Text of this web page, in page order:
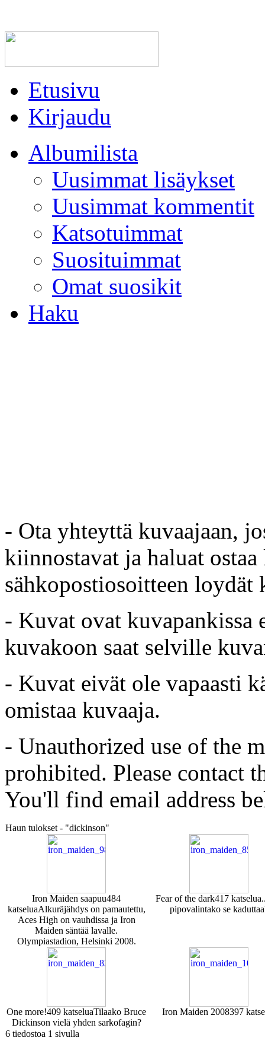
Etusivu
Kirjaudu
Albumilista
Uusimmat lisäykset
Uusimmat kommentit
Katsotuimmat
Suosituimmat
Omat suosikit
Haku
- Ota yhteyttä kuvaajaan,
kiinnostavat ja haluat
sähkopostiosoitteen loydät
- Kuvat ovat kuvapankissa
kuvakoon saat selville
- Kuvat eivät ole vapaasti
omistaa kuvaaja.
- Unauthorized use of the
prohibited. Please contact
You'll find email address
Haun tulokset - "dickinson"
Iron Maiden saapuu484
katseluaAlkuräjähdys on pamautettu,
Aces High on vauhdissa ja Iron
Maiden säntää lavalle.
Olympiastadion, Helsinki 2008.
Fear of the dark417 katselua
pipovalintako se
One more!409 katseluaTilaako Bruce
Dickinson vielä yhden sarkofagin?
Iron Maiden 2008397
6 tiedostoa 1 sivulla